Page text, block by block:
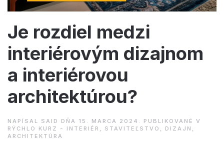
Je rozdiel medzi
interiérovým dizajnom
a interiérovou
architektúrou?
NAPÍSAL SAID DŇA 15. MARCA 2024 . PUBLIKOVANÉ V
RÝCHLO KURZ - INTERIÉR, STAVITEĽSTVO, DIZAJN,
ARCHITEKTÚRA